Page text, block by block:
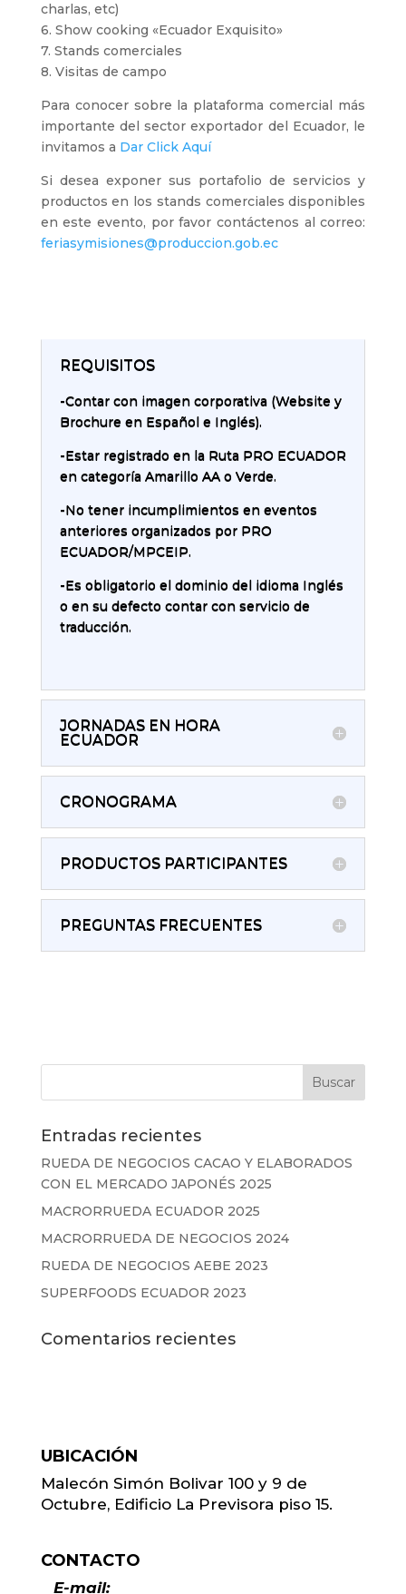
charlas, etc)
6. Show cooking «Ecuador Exquisito»
7. Stands comerciales
8. Visitas de campo
Para conocer sobre la plataforma comercial más
importante del sector exportador del Ecuador, le
invitamos a Dar Click Aquí
Si desea exponer sus portafolio de servicios y
productos en los stands comerciales disponibles
en este evento, por favor contáctenos al correo:
feriasymisiones@produccion.gob.ec
REQUISITOS
-Contar con imagen corporativa (Website y
Brochure en Español e Inglés).
-Estar registrado en la Ruta PRO ECUADOR
en categoría Amarillo AA o Verde.
-No tener incumplimientos en eventos
anteriores organizados por PRO
ECUADOR/MPCEIP.
-Es obligatorio el dominio del idioma Inglés
o en su defecto contar con servicio de
traducción.
JORNADAS EN HORA
ECUADOR
CRONOGRAMA
PRODUCTOS PARTICIPANTES
PREGUNTAS FRECUENTES
Entradas recientes
RUEDA DE NEGOCIOS CACAO Y ELABORADOS
CON EL MERCADO JAPONÉS 2025
MACRORRUEDA ECUADOR 2025
MACRORRUEDA DE NEGOCIOS 2024
RUEDA DE NEGOCIOS AEBE 2023
SUPERFOODS ECUADOR 2023
Comentarios recientes
UBICACIÓN
Malecón Simón Bolivar 100 y 9 de
Octubre, Edificio La Previsora piso 15.
CONTACTO
E-mail: